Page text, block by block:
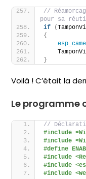
//
pour sa
if
(
{
}
Voilà ! C’était la
Le programme
//
#include
#include
#define
#include
#include
#include